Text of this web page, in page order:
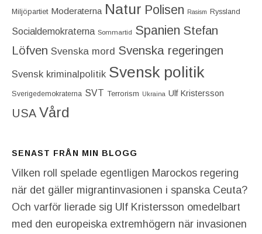
Miljöpartiet Moderaterna Natur Polisen Rasism Ryssland
Socialdemokraterna Sommartid Spanien Stefan
Löfven Svenska mord Svenska regeringen
Svensk kriminalpolitik Svensk politik
Sverigedemokraterna SVT Terrorism Ukraina Ulf Kristersson
USA Vård
SENAST FRÅN MIN BLOGG
Vilken roll spelade egentligen Marockos regering
när det gäller migrantinvasionen i spanska Ceuta?
Och varför lierade sig Ulf Kristersson omedelbart
med den europeiska extremhögern när invasionen